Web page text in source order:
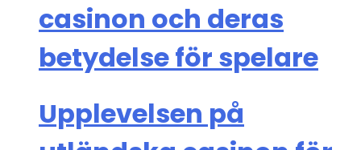
casinon och deras
betydelse för spelare
Upplevelsen på